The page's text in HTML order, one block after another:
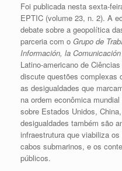
Foi publicada nesta sexta-
EPTIC (volume 23, n. 2). A
debate sobre a geopolítica
parceria com o Grupo de
Información, la
Latino-americano de
discute questões complexas
as desigualdades que
na ordem econômica
sobre Estados Unidos,
desigualdades também são
infraestrutura que viabiliza
cabos submarinos, e os
públicos.